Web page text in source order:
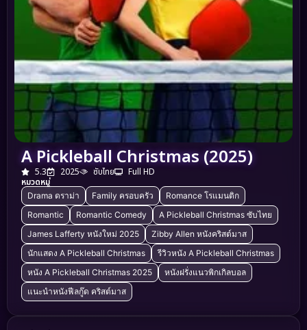
A Pickleball Christmas (2025)
5.3 2025 ซับไทย
Full HD
หมวดหมู่
Drama ดราม่า Family ครอบครัว
Romance โรแมนติก
Romantic
Romantic Comedy
A Pickleball Christmas ซับไทย
James Lafferty หนังใหม่ 2025
Zibby Allen หนังคริสต์มาส
นักแสดง A Pickleball Christmas
รีวิวหนัง A Pickleball Christmas
หนัง A Pickleball Christmas 2025
หนังฝรั่งแนวพิกเกิลบอล
แนะนำหนังฟีลกู๊ด คริสต์มาส